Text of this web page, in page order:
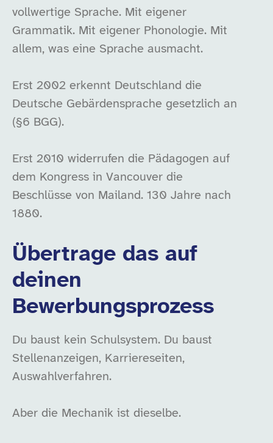
vollwertige Sprache. Mit eigener
Grammatik. Mit eigener Phonologie. Mit
allem, was eine Sprache ausmacht.
Erst 2002 erkennt Deutschland die
Deutsche Gebärdensprache gesetzlich an
(§6 BGG).
Erst 2010 widerrufen die Pädagogen auf
dem Kongress in Vancouver die
Beschlüsse von Mailand. 130 Jahre nach
1880.
Übertrage das auf
deinen
Bewerbungsprozess
Du baust kein Schulsystem. Du baust
Stellenanzeigen, Karriereseiten,
Auswahlverfahren.
Aber die Mechanik ist dieselbe.